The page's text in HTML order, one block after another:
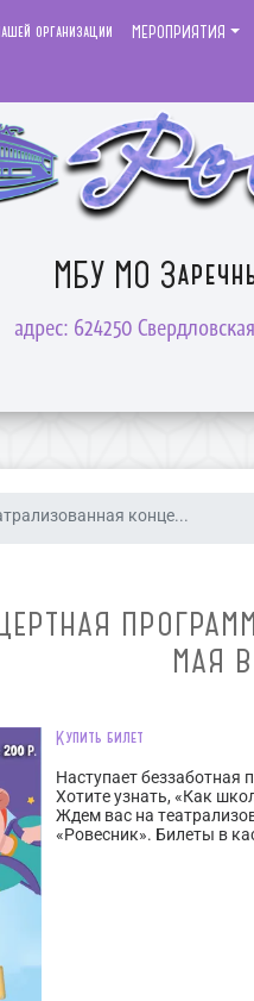
МБУ МО
адрес: 624250
организации МЕРОПРИЯТИЯ
конце...
МАЯ
Купить билет
Наступает беззаботная
Хотите узнать, «Как
Ждем вас на
«Ровесник». Билеты в